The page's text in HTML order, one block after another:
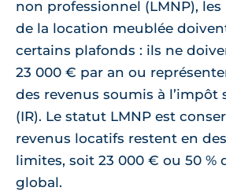
non professionnel (LMNP), les
de la location meublée
certains plafonds : ils ne
23 000 € par an ou
des revenus soumis à l’impôt
(IR). Le statut LMNP est
revenus locatifs restent en
limites, soit 23 000 € ou 50 %
global.